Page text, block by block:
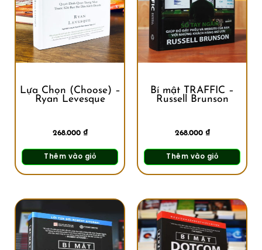
Lựa Chọn (Choose) –
Ryan Levesque
268.000 ₫
Thêm vào giỏ
Bí mật TRAFFIC –
Russell Brunson
268.000 ₫
Thêm vào giỏ